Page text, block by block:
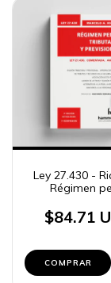
Ley 27.430 -
Régimen
$84.71
COMPRAR